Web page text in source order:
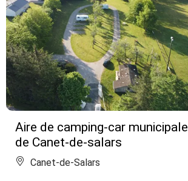
Aire de camping-car municipale
de Canet-de-salars
Canet-de-Salars